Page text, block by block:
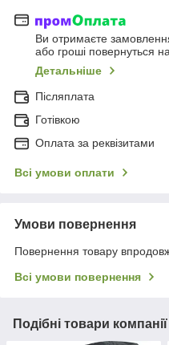
Ви отримаєте
або гроші повернуться
Детальніше
Післяплата
Готівкою
Оплата за реквізитами
Всі умови оплати
Умови повернення
Повернення товару
Всі умови повернення
Подібні товари компанії